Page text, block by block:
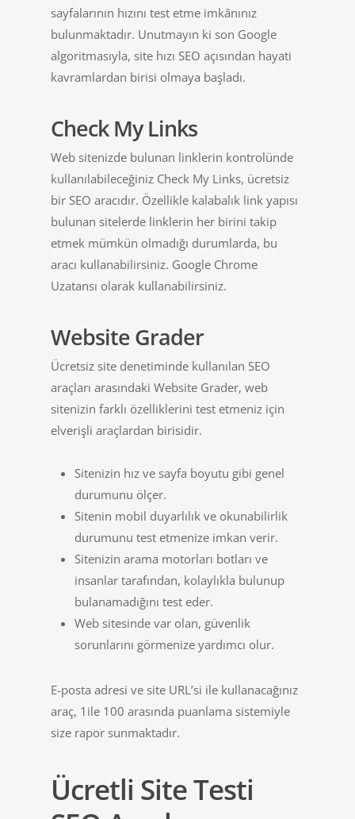
sayfalarının hızını test etme imkânınız
bulunmaktadır. Unutmayın ki son Google
algoritmasıyla, site hızı SEO açısından hayati
kavramlardan birisi olmaya başladı.
Check My Links
Web sitenizde bulunan linklerin kontrolünde
kullanılabileceğiniz Check My Links, ücretsiz
bir SEO aracıdır. Özellikle kalabalık link yapısı
bulunan sitelerde linklerin her birini takip
etmek mümkün olmadığı durumlarda, bu
aracı kullanabilirsiniz. Google Chrome
Uzatansı olarak kullanabilirsiniz.
Website Grader
Ücretsiz site denetiminde kullanılan SEO
araçları arasındaki Website Grader, web
sitenizin farklı özelliklerini test etmeniz için
elverişli araçlardan birisidir.
Sitenizin hız ve sayfa boyutu gibi genel
durumunu ölçer.
Sitenin mobil duyarlılık ve okunabilirlik
durumunu test etmenize imkan verir.
Sitenizin arama motorları botları ve
insanlar tarafından, kolaylıkla bulunup
bulanamadığını test eder.
Web sitesinde var olan, güvenlik
sorunlarını görmenize yardımcı olur.
E-posta adresi ve site URL’si ile kullanacağınız
araç, 1ile 100 arasında puanlama sistemiyle
size rapor sunmaktadır.
Ücretli Site Testi